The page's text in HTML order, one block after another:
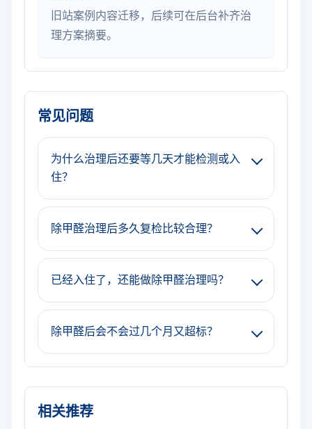
旧站案例内容迁移，后续可在后台补齐治
理方案摘要。
常见问题
为什么治理后还要等几天才能检测或入
住？
除甲醛治理后多久复检比较合理？
已经入住了，还能做除甲醛治理吗？
除甲醛后会不会过几个月又超标？
相关推荐